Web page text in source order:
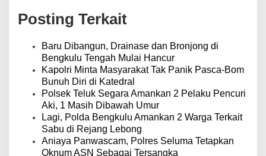
a
s
Posting Terkait
Baru Dibangun, Drainase dan Bronjong di
Bengkulu Tengah Mulai Hancur
Kapolri Minta Masyarakat Tak Panik Pasca-Bom
Bunuh Diri di Katedral
Polsek Teluk Segara Amankan 2 Pelaku Pencuri
Aki, 1 Masih Dibawah Umur
Lagi, Polda Bengkulu Amankan 2 Warga Terkait
Sabu di Rejang Lebong
Aniaya Panwascam, Polres Seluma Tetapkan
Oknum ASN Sebagai Tersangka